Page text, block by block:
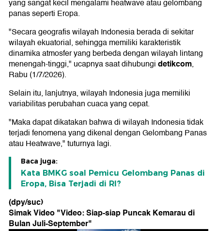
yang sangat kecil mengalami heatwave atau gelombang
panas seperti Eropa.
"Secara geografis wilayah Indonesia berada di sekitar
wilayah ekuatorial, sehingga memiliki karakteristik
dinamika atmosfer yang berbeda dengan wilayah lintang
menengah-tinggi," ucapnya saat dihubungidetikcom,
Rabu (1/7/2026).
Selain itu, lanjutnya, wilayah Indonesia juga memiliki
variabilitas perubahan cuaca yang cepat.
"Maka dapat dikatakan bahwa di wilayah Indonesia tidak
terjadi fenomena yang dikenal dengan Gelombang Panas
atau Heatwave," tuturnya lagi.
Baca juga:
Kata BMKG soal Pemicu Gelombang Panas di
Eropa, Bisa Terjadi di RI?
(dpy/suc)
Simak Video "Video: Siap-siap Puncak Kemarau di
Bulan Juli-September"